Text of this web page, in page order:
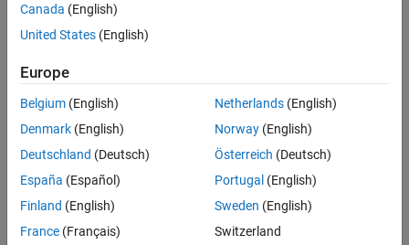
Full Transcript
Feedback
UP NEXT:
Getting Started with Machine
Learning
Canada (English)
United States (English)
Europe
Belgium (English)
Denmark (English)
Deutschland (Deutsch)
España (Español)
Finland (English)
France (Français)
Netherlands(English)
Norway(English)
Österreich (Deutsch)
Portugal (English)
Sweden (English)
Switzerland